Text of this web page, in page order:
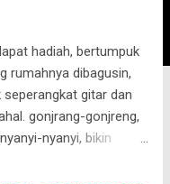
hadiah, bertumpuk
rumahnya dibagusin,
gitar dan
gonjrang-gonjreng,
nyanyi, bikin